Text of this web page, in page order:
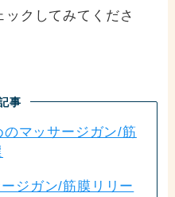
ックしてみてくださ
事
のマッサージガン/筋
ジガン/筋膜リリー